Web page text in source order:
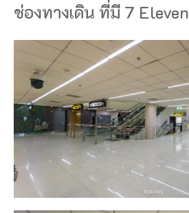
ช่องทางเดิน ที่มี 7 Eleven